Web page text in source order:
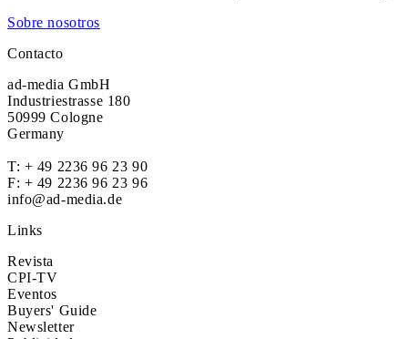
Sobre nosotros
Contacto
ad-media GmbH
Industriestrasse 180
50999 Cologne
Germany
T: + 49 2236 96 23 90
F: + 49 2236 96 23 96
info@ad-media.de
Links
Revista
CPI-TV
Eventos
Buyers' Guide
Newsletter